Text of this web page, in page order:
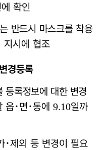
확인
반드시 마스크를 착용
지시에 협조
경등록
등록정보에 대한 변경
읍･면 ･동에9.10일까
･제외 등 변경이 필요